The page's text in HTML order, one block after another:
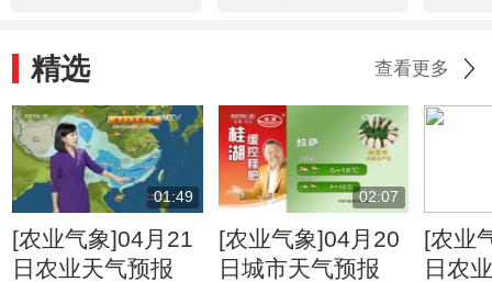
精选 查看更多
01:49
[农业气象]04月21
日农业天气预报
02:07
[农业气象]04月20
日城市天气预报
[农业
日农